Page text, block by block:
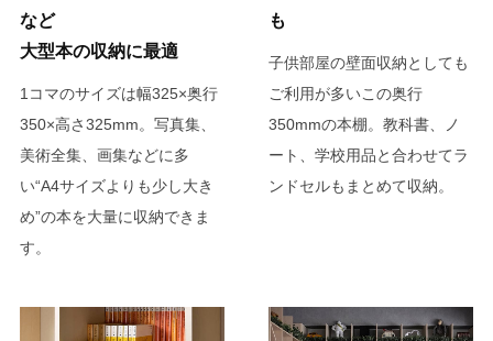
など
大型本の収納に最適
1コマのサイズは幅325×奥行
350×高さ325mm。写真集、
美術全集、画集などに多
い“A4サイズよりも少し大き
め”の本を大量に収納できま
す。
も
子供部屋の壁面収納としても
ご利用が多いこの奥行
350mmの本棚。教科書、ノ
ート、学校用品と合わせてラ
ンドセルもまとめて収納。